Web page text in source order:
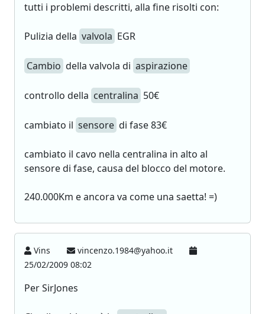
tutti i problemi descritti, alla fine risolti con:
Pulizia della valvola EGR
Cambio della valvola di aspirazione
controllo della centralina 50€
cambiato il sensore di fase 83€
cambiato il cavo nella centralina in alto al
sensore di fase, causa del blocco del motore.
240.000Km e ancora va come una saetta! =)
Vins
vincenzo.1984@yahoo.it
25/02/2009 08:02
Per SirJones